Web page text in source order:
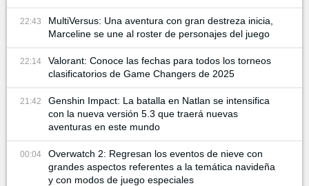
22:43
MultiVersus: Una aventura con gran destreza inicia,
Marceline se une al roster de personajes del juego
22:14
Valorant: Conoce las fechas para todos los torneos
clasificatorios de Game Changers de 2025
21:42
Genshin Impact: La batalla en Natlan se intensifica
con la nueva versión 5.3 que traerá nuevas
aventuras en este mundo
00:04
Overwatch 2: Regresan los eventos de nieve con
grandes aspectos referentes a la temática navideña
y con modos de juego especiales